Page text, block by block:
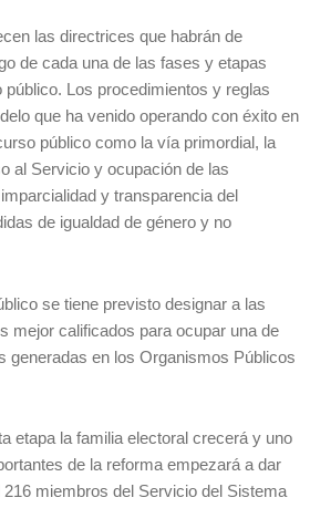
las directrices que habrán de
de cada una de las fases y etapas
Los procedimientos y reglas
que ha venido operando con éxito en
público como la vía primordial, la
al Servicio y ocupación de las
y transparencia del
de igualdad de género y no
se tiene previsto designar a las
mejor calificados para ocupar una de
generadas en los Organismos Públicos
etapa la familia electoral crecerá y uno
de la reforma empezará a dar
miembros del Servicio del Sistema